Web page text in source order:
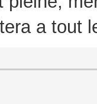
a tout